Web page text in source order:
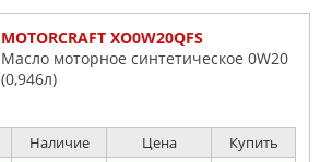
MOTORCRAFT XO0W20QFS
Масло моторное синтетическое 0W20
(0,946л)
Наличие Цена Купить